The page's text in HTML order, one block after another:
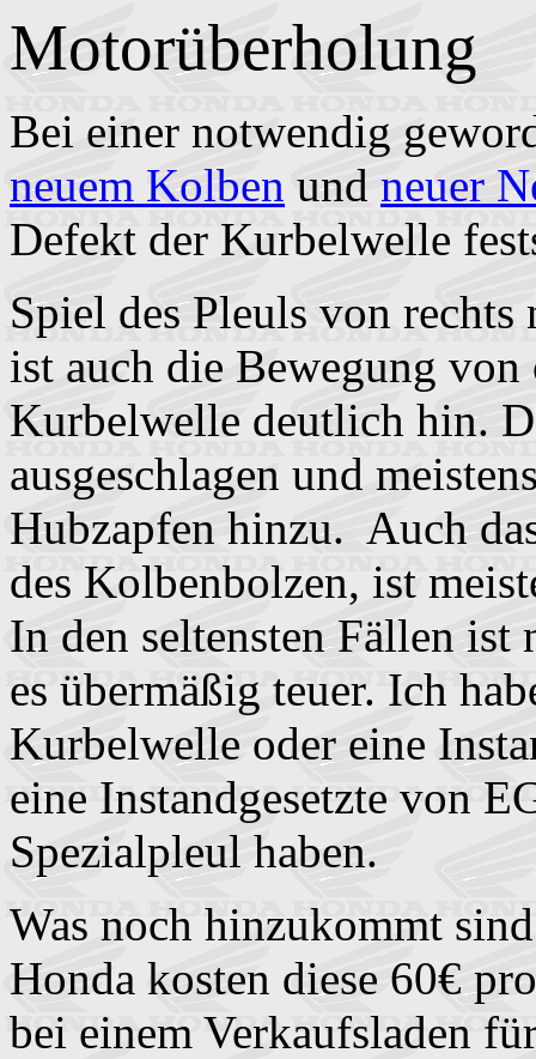
Motorüberholung
Bei einer notwendig
neuem Kolben und neuer
Defekt der Kurbelwelle
Spiel des Pleuls von
ist auch die Bewegung
Kurbelwelle deutlich hin.
ausgeschlagen und
Hubzapfen hinzu. Auch
des Kolbenbolzen, ist
In den seltensten Fällen ist
es übermäßig teuer. Ich
Kurbelwelle oder eine
eine Instandgesetzte von
Spezialpleul haben.
Was noch hinzukommt
Honda kosten diese 60€
bei einem Verkaufsladen